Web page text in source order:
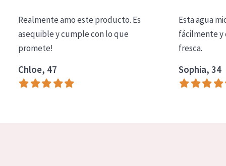
Essentials
Lift+
Expert
Realmente amo este producto. Es
asequible y cumple con lo que
promete!
Chloe, 47
Esta agua
fácilmente y
fresca.
Sophia, 34